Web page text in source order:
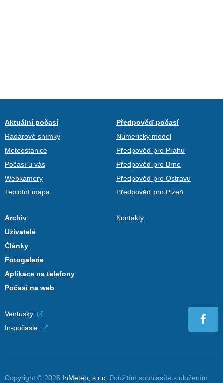
Aktuální počasí
Radarové snímky
Meteostanice
Počasí u vás
Webkamery
Teplotní mapa
Předpověď počasí
Numerický model
Předpověď pro Prahu
Předpověď pro Brno
Předpověď pro Ostravu
Předpověď pro Plzeň
Archiv
Uživatelé
Články
Fotogalerie
Aplikace na telefony
Počasí na web
Kontakty
Ventusky
In-počasie
Copyright © 2026 InMeteo, s.r.o. Použitím souhlasíte s uložením